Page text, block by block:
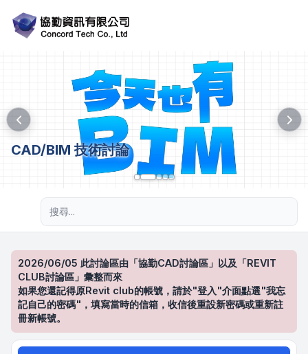
CAD/BIM 技術討論
2026/06/05 此討論區由「協勤CAD討論區」以及「REVIT
CLUB討論區」彙整而來
如果您還記得原Revit club的帳號，請於"登入"介面點選"我忘
記自己的密碼"，填寫當時的信箱，收信後重設新密碼或重新註
冊新帳號。